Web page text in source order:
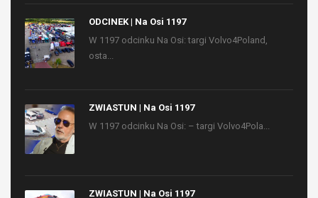
ODCINEK | Na Osi 1197
W 1197 odcinku Na Osi: targi Volvo4Poland,
osta...
ZWIASTUN | Na Osi 1197
W 1197 odcinku Na Osi: – targi Volvo4Pola...
ZWIASTUN | Na Osi 1197